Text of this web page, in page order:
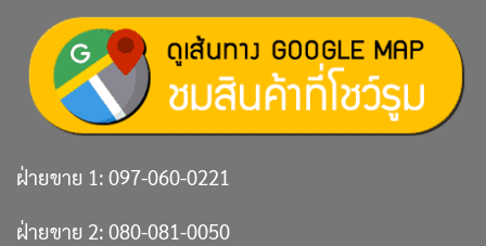
ฝ่ายขาย 1: 097-060-0221
ฝ่ายขาย 2: 080-081-0050